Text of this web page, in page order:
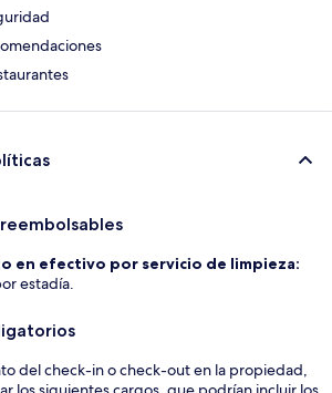
en efectivo por servicio de limpieza:
estadía.
del check-in o check-out en la propiedad,